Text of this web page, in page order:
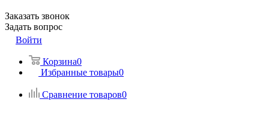
Заказать звонок
Задать вопрос
Войти
Корзина0
Избранные товары0
Сравнение товаров0